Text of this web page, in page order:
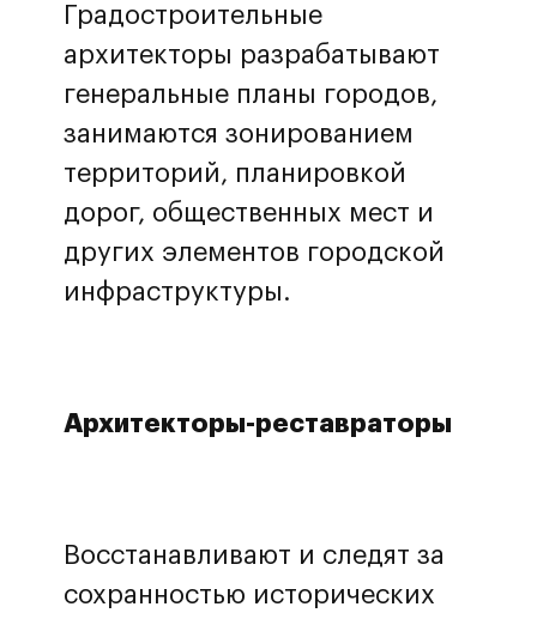
Градостроительные
архитекторы разрабатывают
генеральные планы городов,
занимаются зонированием
территорий, планировкой
дорог, общественных мест и
других элементов городской
инфраструктуры.
Архитекторы-реставраторы
Восстанавливают и следят за
сохранностью исторических